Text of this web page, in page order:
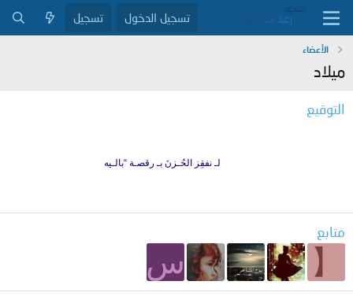
تسجيل الدخول تسجيل
الأعضاء
ميلاد
التوقيع
لـ نفقِز الحُـزنَ بـ رقصـة “بالـيه
متابع
【 س